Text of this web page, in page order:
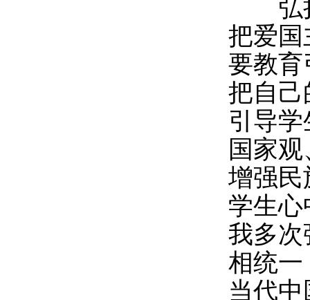
弘扬
把爱国
要教育
把自己
引导
国家
增强民
学生
我多次
相统一
当代